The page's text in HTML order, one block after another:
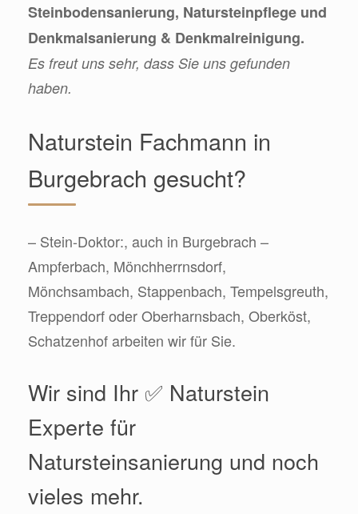
Steinbodensanierung, Natursteinpflege und
Denkmalsanierung & Denkmalreinigung.
Es freut uns sehr, dass Sie uns gefunden
haben.
Naturstein Fachmann in
Burgebrach gesucht?
– Stein-Doktor:, auch in Burgebrach –
Ampferbach, Mönchherrnsdorf,
Mönchsambach, Stappenbach, Tempelsgreuth,
Treppendorf oder Oberharnsbach, Oberköst,
Schatzenhof arbeiten wir für Sie.
Wir sind Ihr ✅ Naturstein
Experte für
Natursteinsanierung und noch
vieles mehr.